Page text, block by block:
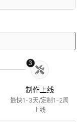
3
制作上线
最快1-3天/定制1-2周
上线